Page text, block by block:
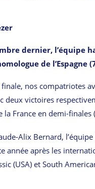
dernier, l’équipe
de
nos compatriotes
deux victoires
la France en demi-finales
Alix Bernard,
année après les
(USA) et South